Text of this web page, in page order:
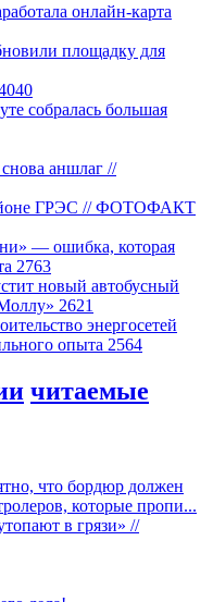
онлайн-карта
площадку для
собралась большая
аншлаг //
ГРЭС // ФОТОФАКТ
— ошибка, которая
2763
новый автобусный
2621
энергосетей
опыта 2564
читаемые
что бордюр должен
которые пропи...
в грязи» //